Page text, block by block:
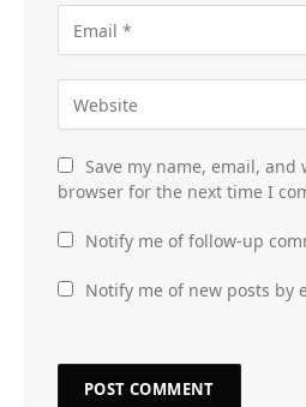
Save my name, email, and
browser for the next time I
Notify me of follow-up
Notify me of new posts by